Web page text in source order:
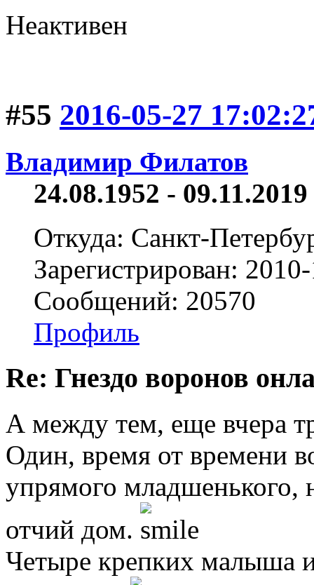
Неактивен
#55 2016-05-27
Владимир Филатов
24.08.1952 -
Откуда: Санкт-
Зарегистрирован:
Сообщений: 20570
Профиль
Re: Гнездо воронов
А между тем, еще вчера
Один, время от времени
упрямого младшенького,
отчий дом.
Четыре крепких малыша